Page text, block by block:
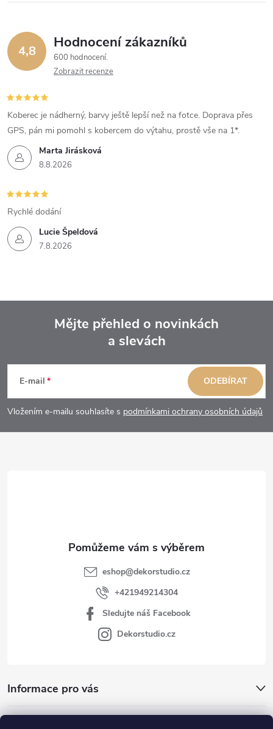
4,8 Hodnocení zákazníků
600 hodnocení
Zobrazit recenze
Marta Jirásková
8.8.2026
Koberec je nádherný, barvy ještě lepší než na fotce. Doprava přes
GPS, pán mi pomohl s kobercem do výtahu, prostě vše na 1*.
Lucie Špeldová
7.8.2026
Rychlé dodání
p
a
Mějte přehled o novinkách
a slevách
E-mail
Vložením e-mailu souhlasíte s podmínkami ochrany osobních údajů
ODEBÍRAT
Informace pro vás
eshop@dekorstudio.cz
+421949214304
Sledujte náš Facebook
Dekorstudio.cz